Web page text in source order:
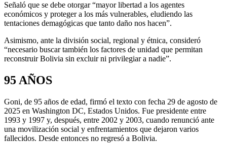
Señaló que se debe otorgar “mayor libertad a los agentes
económicos y proteger a los más vulnerables, eludiendo las
tentaciones demagógicas que tanto daño nos hacen”.
Asimismo, ante la división social, regional y étnica, consideró
“necesario buscar también los factores de unidad que permitan
reconstruir Bolivia sin excluir ni privilegiar a nadie”.
95 AÑOS
Goni, de 95 años de edad, firmó el texto con fecha 29 de agosto de
2025 en Washington DC, Estados Unidos. Fue presidente entre
1993 y 1997 y, después, entre 2002 y 2003, cuando renunció ante
una movilización social y enfrentamientos que dejaron varios
fallecidos. Desde entonces no regresó a Bolivia.